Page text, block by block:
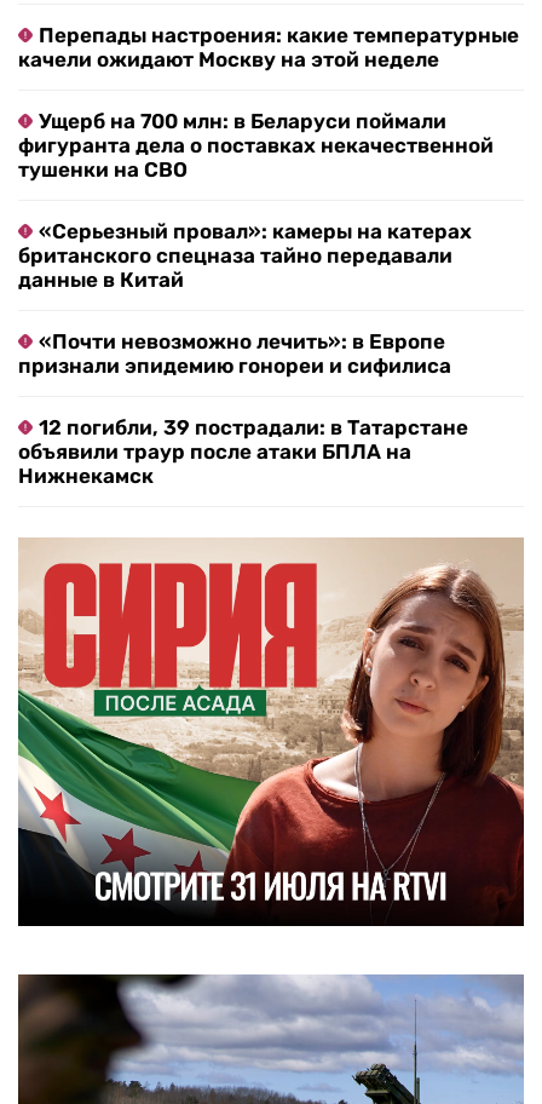
Перепады настроения: какие температурные
качели ожидают Москву на этой неделе
Ущерб на 700 млн: в Беларуси поймали
фигуранта дела о поставках некачественной
тушенки на СВО
«Серьезный провал»: камеры на катерах
британского спецназа тайно передавали
данные в Китай
«Почти невозможно лечить»: в Европе
признали эпидемию гонореи и сифилиса
12 погибли, 39 пострадали: в Татарстане
объявили траур после атаки БПЛА на
Нижнекамск